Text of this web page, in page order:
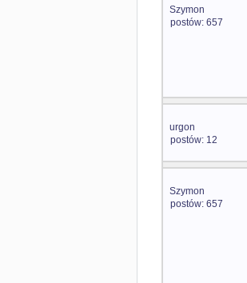
Szymon
postów: 657
urgon
postów: 12
Szymon
postów: 657